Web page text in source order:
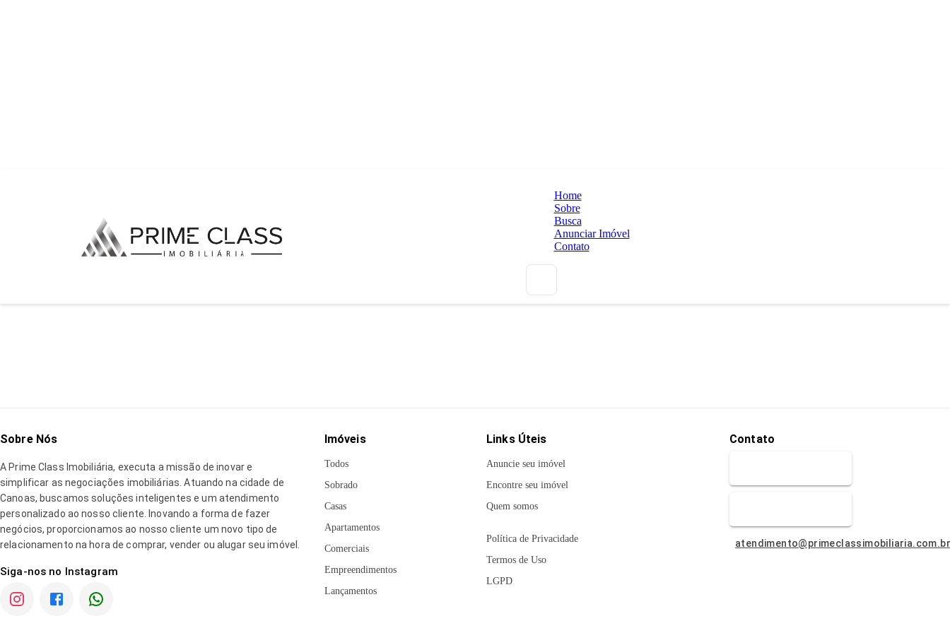
Home
Sobre
Busca
Anunciar Imóvel
Contato
Sobre Nós
A Prime Class Imobiliária, executa a missão de inovar e
simplificar as negociações imobiliárias. Atuando na cidade de
Canoas, buscamos soluções inteligentes e um atendimento
personalizado ao nosso cliente. Inovando a forma de fazer
negócios, proporcionamos ao nosso cliente um novo tipo de
relacionamento na hora de comprar, vender ou alugar seu imóvel.
Siga-nos no Instagram
Imóveis
Todos
Sobrado
Casas
Apartamentos
Comerciais
Empreendimentos
Lançamentos
Links Úteis
Anuncie seu imóvel
Encontre seu imóvel
Quem somos
Política de Privacidade
Termos de Uso
LGPD
Contato
atendimento@primeclassimobiliaria.com.br